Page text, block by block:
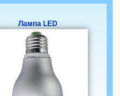
Лампа LED